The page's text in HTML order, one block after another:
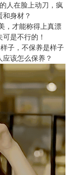
人在脸上动刀，疯
和身材？
，才能称得上真漂
是不行的！
子，不保养是样子
该怎么保养？